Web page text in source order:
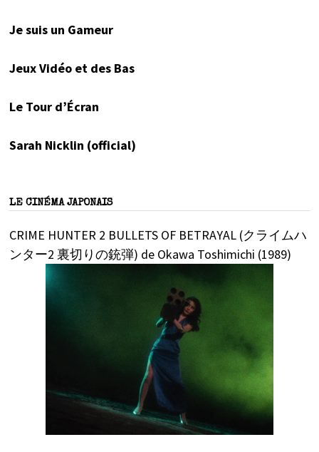
Je suis un Gameur
Jeux Vidéo et des Bas
Le Tour d’Écran
Sarah Nicklin (official)
LE CINÉMA JAPONAIS
CRIME HUNTER 2 BULLETS OF BETRAYAL (クライムハ
ンター2 裏切りの銃弾) de Okawa Toshimichi (1989)